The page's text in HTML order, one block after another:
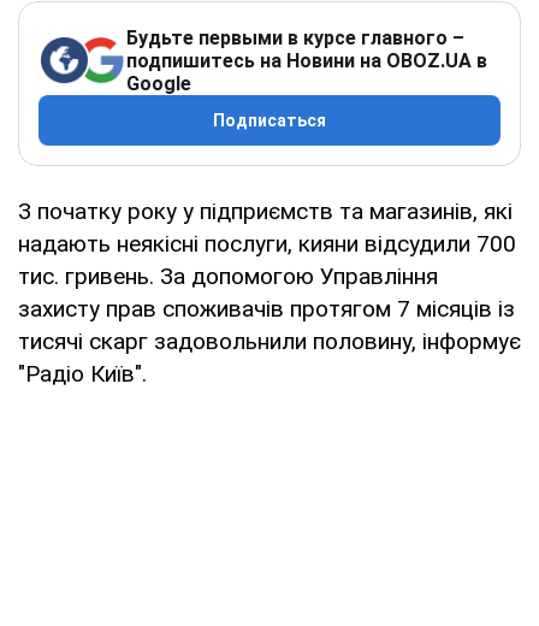
Будьте первыми в курсе главного –
подпишитесь на Новини на OBOZ.UA в
Google
Подписаться
З початку року у підприємств та магазинів, які
надають неякісні послуги, кияни відсудили 700
тис. гривень. За допомогою Управління
захисту прав споживачів протягом 7 місяців із
тисячі скарг задовольнили половину, інформує
"Радіо Київ".